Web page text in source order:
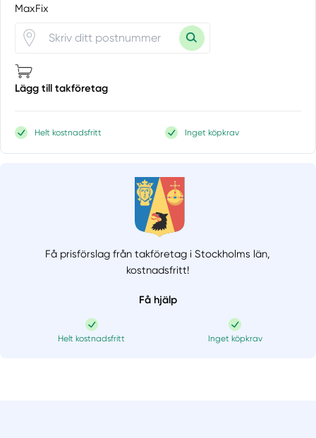
MaxFix
Lägg till takföretag
Helt kostnadsfritt Inget köpkrav
Få prisförslag från takföretag i Stockholms län,
kostnadsfritt!
Få hjälp
Helt kostnadsfritt Inget köpkrav